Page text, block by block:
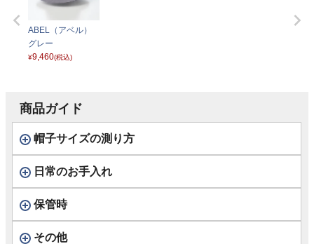
ABEL（アベル）
グレー
¥9,460(税込)
商品ガイド
帽子サイズの測り方
日常のお手入れ
保管時
その他